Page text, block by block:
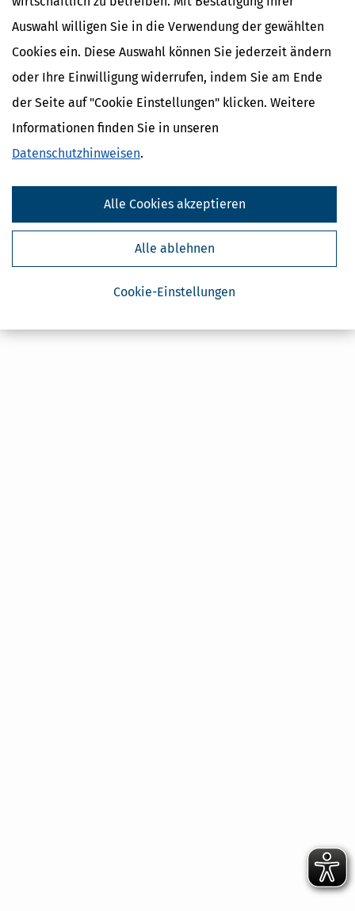
Auswahl willigen Sie in die Verwendung der gewählten
Cookies ein. Diese Auswahl können Sie jederzeit ändern
oder Ihre Einwilligung widerrufen, indem Sie am Ende
der Seite auf "Cookie Einstellungen" klicken. Weitere
Informationen finden Sie in unseren
Datenschutzhinweisen.
Cookie-Einstellungen
Alle ablehnen
Alle Cookies akzeptieren
Kostenlose Steuertipps & News
Absenden
Steuertipps Selbstständige
Geldtipps
Meine Einwilligung kann ich jederzeit durch
Abbestellung des Newsletters widerrufen.